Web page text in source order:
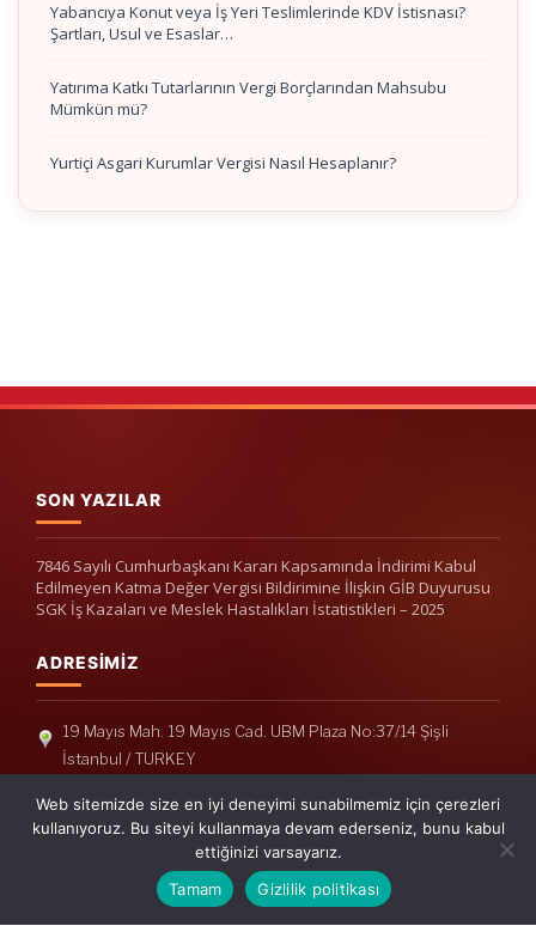
Yabancıya Konut veya İş Yeri Teslimlerinde KDV İstisnası?
Şartları, Usul ve Esaslar…
Yatırıma Katkı Tutarlarının Vergi Borçlarından Mahsubu
Mümkün mü?
Yurtiçi Asgari Kurumlar Vergisi Nasıl Hesaplanır?
SON YAZILAR
7846 Sayılı Cumhurbaşkanı Kararı Kapsamında İndirimi Kabul
Edilmeyen Katma Değer Vergisi Bildirimine İlişkin GİB Duyurusu
SGK İş Kazaları ve Meslek Hastalıkları İstatistikleri – 2025
ADRESIMIZ
19 Mayıs Mah. 19 Mayıs Cad. UBM Plaza No:37/14 Şişli
İstanbul / TURKEY
Telefon: +90(212) 240 33 39
Telefon: +90(212) 248 19 36
info@erisymm.com
Web sitemizde size en iyi deneyimi sunabilmemiz için çerezleri
kullanıyoruz. Bu siteyi kullanmaya devam ederseniz, bunu kabul
ettiğinizi varsayarız.
Tamam
Gizlilik politikası